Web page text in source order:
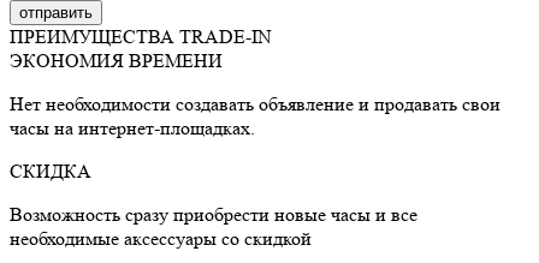
ПРЕИМУЩЕСТВА TRADE-IN
ЭКОНОМИЯ ВРЕМЕНИ
Нет необходимости создавать объявление и продавать свои
часы на интернет-площадках.
СКИДКА
Возможность сразу приобрести новые часы и все
необходимые аксессуары со скидкой